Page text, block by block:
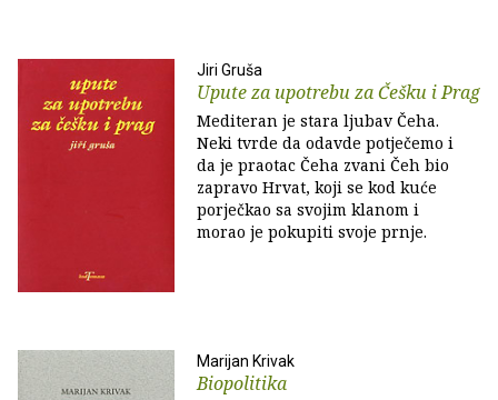
Jiri Gruša
Upute za upotrebu za Češku i Prag
Mediteran je stara ljubav Čeha.
Neki tvrde da odavde potječemo i
da je praotac Čeha zvani Čeh bio
zapravo Hrvat, koji se kod kuće
porječkao sa svojim klanom i
morao je pokupiti svoje prnje.
Marijan Krivak
Biopolitika